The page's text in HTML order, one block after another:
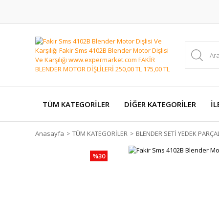
TÜM KATEGORİLER DİĞER KATEGORİLER
Anasayfa TÜM KATEGORİLER BLENDER SETİ YEDEK
%30